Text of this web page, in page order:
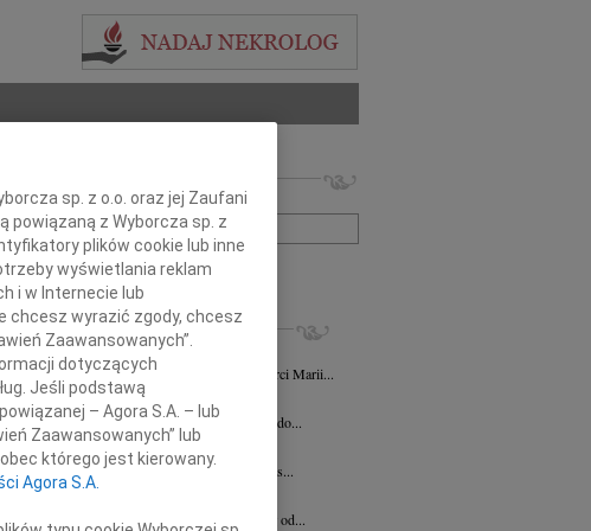
Imię i nazwisko lub numer ogłoszenia:
+ szukanie zaawansowane
INNE NEKROLOGI
Maria Pittner 03.07.2026Katowice
WSPOMNIENIE Z okazji 11 rocznicy śmierci Marii...
Jerzy Strużyna 16.02.2026
Z głębokim żalem zawiadamiamy o odejściu do...
Kazimierz Werecki
04.02.2026
W dniu 31 stycznia 2026 roku odszedł od nas...
29.01.2026
Z głębokim żalem zawiadamiamy, że odszedł od...
sp. z o.o. oraz jej Zaufani
powiązaną z Wyborcza sp. z
plików cookie lub inne
wyświetlania reklam
i w Internecie lub
chcesz wyrazić zgody, chcesz
Zaawansowanych”.
dotyczących
Jeśli podstawą
– Agora S.A. – lub
Zaawansowanych” lub
którego jest kierowany.
Agora S.A.